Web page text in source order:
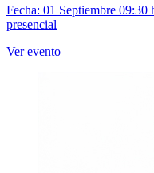
Fecha: 01 Septiembre 09:30
presencial
Ver evento